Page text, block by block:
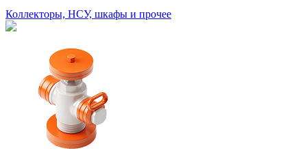
Коллекторы, НСУ, шкафы и прочее